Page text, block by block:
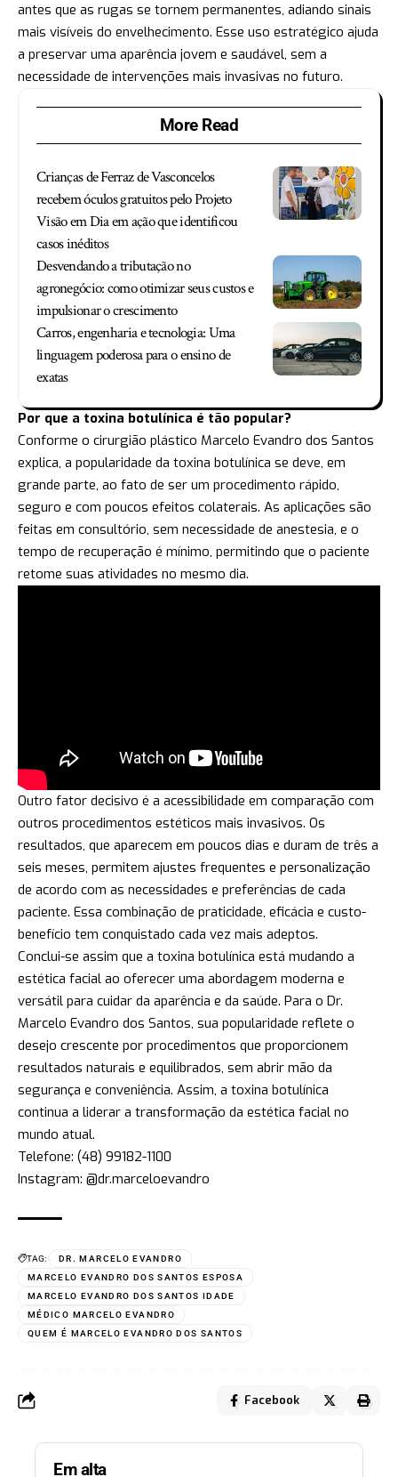
antes que as rugas se tornem permanentes, adiando sinais
mais visíveis do envelhecimento. Esse uso estratégico ajuda
a preservar uma aparência jovem e saudável, sem a
necessidade de intervenções mais invasivas no futuro.
More Read
Crianças de Ferraz de Vasconcelos
recebem óculos gratuitos pelo Projeto
Visão em Dia em ação que identificou
casos inéditos
Desvendando a tributação no
agronegócio: como otimizar seus custos e
impulsionar o crescimento
Carros, engenharia e tecnologia: Uma
linguagem poderosa para o ensino de
exatas
Por que a toxina botulínica é tão popular?
Conforme o cirurgião plástico Marcelo Evandro dos Santos
explica, a popularidade da toxina botulínica se deve, em
grande parte, ao fato de ser um procedimento rápido,
seguro e com poucos efeitos colaterais. As aplicações são
feitas em consultório, sem necessidade de anestesia, e o
tempo de recuperação é mínimo, permitindo que o paciente
retome suas atividades no mesmo dia.
Outro fator decisivo é a acessibilidade em comparação com
outros procedimentos estéticos mais invasivos. Os
resultados, que aparecem em poucos dias e duram de três a
seis meses, permitem ajustes frequentes e personalização
de acordo com as necessidades e preferências de cada
paciente. Essa combinação de praticidade, eficácia e custo-
benefício tem conquistado cada vez mais adeptos.
Conclui-se assim que a toxina botulínica está mudando a
estética facial ao oferecer uma abordagem moderna e
versátil para cuidar da aparência e da saúde. Para o Dr.
Marcelo Evandro dos Santos, sua popularidade reflete o
desejo crescente por procedimentos que proporcionem
resultados naturais e equilibrados, sem abrir mão da
segurança e conveniência. Assim, a toxina botulínica
continua a liderar a transformação da estética facial no
mundo atual.
Telefone: (48) 99182-1100
Instagram: @dr.marceloevandro
TAG:
DR. MARCELO EVANDRO
MARCELO EVANDRO DOS SANTOS ESPOSA
MARCELO EVANDRO DOS SANTOS IDADE
MÉDICO MARCELO EVANDRO
QUEM É MARCELO EVANDRO DOS SANTOS
Facebook
Em alta